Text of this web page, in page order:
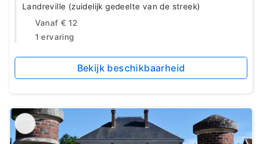
Landreville (zuidelijk gedeelte van de streek)
Vanaf € 12
1 ervaring
Bekijk beschikbaarheid